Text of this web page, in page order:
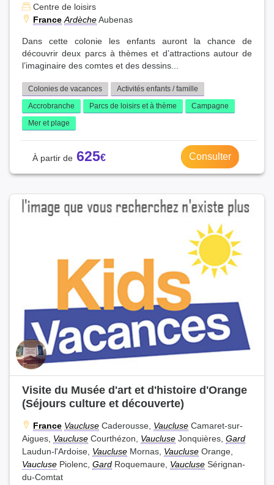
Centre de loisirs
France ArdècheAubenas
Dans cette colonie les enfants auront la chance de
découvrir deux parcs à thèmes et d’attractions autour de
l’imaginaire des comtes et des dessins...
Colonies de vacances
Activités enfants / famille
Accrobranche
Parcs de loisirs et à thème
Campagne
Mer et plage
625 Consulter
Visite du Musée d'art et d'histoire d'Orange
(Séjours culture et découverte)
France Vaucluse Caderousse, Vaucluse Camaret-sur-
Aigues, Vaucluse Courthézon, Vaucluse Jonquières, Gard
Laudun-l'Ardoise, Vaucluse Mornas, Vaucluse Orange,
Vaucluse Piolenc, Gard Roquemaure, Vaucluse Sérignan-
du-Comtat